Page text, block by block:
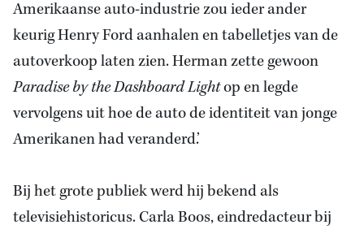
Amerikaanse auto-industrie zou ieder ander
keurig Henry Ford aanhalen en tabelletjes van de
autoverkoop laten zien. Herman zette gewoon
Paradise by the Dashboard Lightop en legde
vervolgens uit hoe de auto de identiteit van jonge
Amerikanen had veranderd.’
Bij het grote publiek werd hij bekend als
televisiehistoricus. Carla Boos, eindredacteur bij